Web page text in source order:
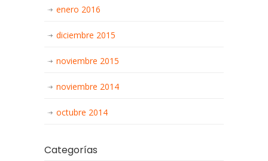
enero 2016
diciembre 2015
noviembre 2015
noviembre 2014
octubre 2014
Categorías